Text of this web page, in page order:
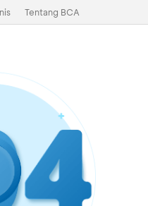
Tentang BCA